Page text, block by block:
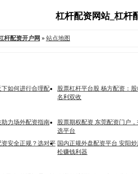
杠杆配资网站_杠杆
杆配资开户网 » 站点地图
如何进行合理配
股票杠杆平台股 杨方配资：
名利双收
力场外配资指南
股票期权配资 东莞配资门户
选平台
安全正规？选对平 国内正规外盘配资平台 安阳
松赚钱利器